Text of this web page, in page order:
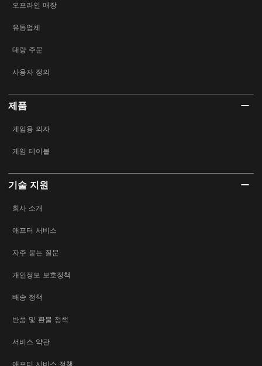
오프라인 매장
유통업체
대량 주문
사용자 정의
제품
게임용 의자
게임 테이블
기술 지원
회사 소개
애프터 서비스
자주 묻는 질문
개인정보 보호정책
배송 정책
반품 및 환불 정책
서비스 약관
애프터 서비스 정책